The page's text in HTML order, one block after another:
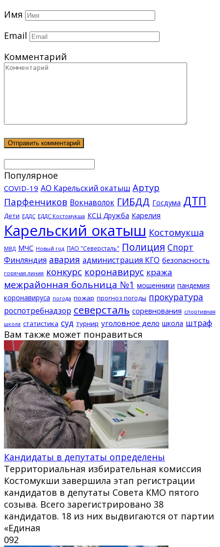
Имя
Email
Комментарий
Популярное
COVID-19 АО Карельский окатыш Артур
Парфенчиков Вокнаволок ГИБДД Госдума ДТП
Дети ЕДДС ЕДДС Костомукша КСЦ Дружба Карелия
Карельский окатыш Костомукша
МВД МЧС Новый год ПАО "Северсталь" Полиция Спорт
Финляндия авария администрация КГО безопасность
горячая линия конкурс коронавирус кража
межрайонная больница №1 мошенники пандемия
коронавируса погода пожар прогноз погоды прокуратура
роспотребнадзор северсталь соревнования спортивная
школа статистика суд турнир уголовное дело школа штраф
Вам также может понравиться
Кандидаты в депутаты определены
Территориальная избирательная комиссия
Костомукши завершила этап регистрации
кандидатов в депутаты Совета КМО пятого
созыва. Всего зарегистрировано 38
кандидатов. 18 из них выдвигаются от партии
«Единая
092